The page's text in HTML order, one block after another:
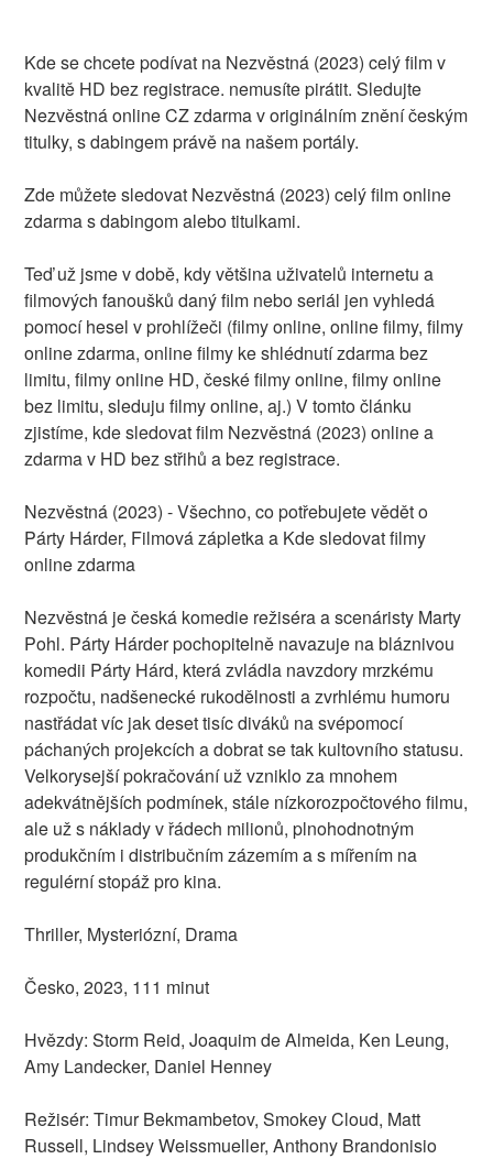
Kde se chcete podívat na Nezvěstná (2023) celý film v
kvalitě HD bez registrace. nemusíte pirátit. Sledujte
Nezvěstná online CZ zdarma v originálním znění českým
titulky, s dabingem právě na našem portály.
Zde můžete sledovat Nezvěstná (2023) celý film online
zdarma s dabingom alebo titulkami.
Teď už jsme v době, kdy většina uživatelů internetu a
filmových fanoušků daný film nebo seriál jen vyhledá
pomocí hesel v prohlížeči (filmy online, online filmy, filmy
online zdarma, online filmy ke shlédnutí zdarma bez
limitu, filmy online HD, české filmy online, filmy online
bez limitu, sleduju filmy online, aj.) V tomto článku
zjistíme, kde sledovat film Nezvěstná (2023) online a
zdarma v HD bez střihů a bez registrace.
Nezvěstná (2023) - Všechno, co potřebujete vědět o
Párty Hárder, Filmová zápletka a Kde sledovat filmy
online zdarma
Nezvěstná je česká komedie režiséra a scenáristy Marty
Pohl. Párty Hárder pochopitelně navazuje na bláznivou
komedii Párty Hárd, která zvládla navzdory mrzkému
rozpočtu, nadšenecké rukodělnosti a zvrhlému humoru
nastřádat víc jak deset tisíc diváků na svépomocí
páchaných projekcích a dobrat se tak kultovního statusu.
Velkorysejší pokračování už vzniklo za mnohem
adekvátnějších podmínek, stále nízkorozpočtového filmu,
ale už s náklady v řádech milionů, plnohodnotným
produkčním i distribučním zázemím a s mířením na
regulérní stopáž pro kina.
Thriller, Mysteriózní, Drama
Česko, 2023, 111 minut
Hvězdy: Storm Reid, Joaquim de Almeida, Ken Leung,
Amy Landecker, Daniel Henney
Režisér: Timur Bekmambetov, Smokey Cloud, Matt
Russell, Lindsey Weissmueller, Anthony Brandonisio